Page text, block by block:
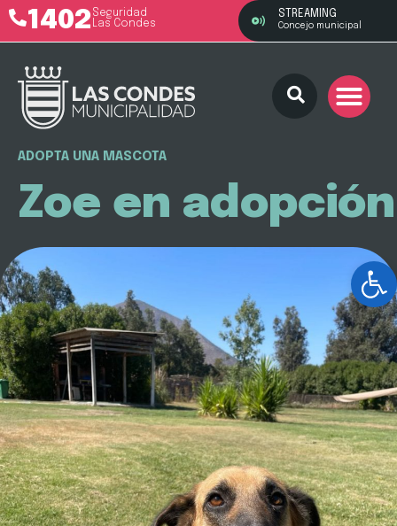
1402 Seguridad
Las Condes
STREAMING
Concejo municipal
ADOPTA UNA MASCOTA
Zoe en adopción